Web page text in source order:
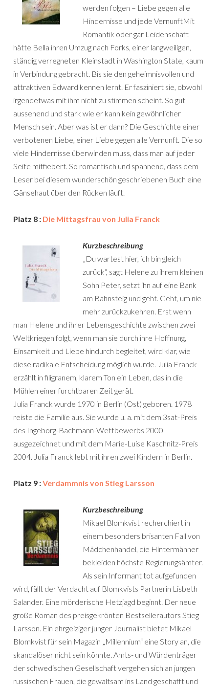
werden folgen – Liebe gegen alle
Hindernisse und jede VernunftMit
Romantik oder gar Leidenschaft
hätte Bella ihren Umzug nach Forks, einer langweiligen,
ständig verregneten Kleinstadt in Washington State, kaum
in Verbindung gebracht. Bis sie den geheimnisvollen und
attraktiven Edward kennen lernt. Er fasziniert sie, obwohl
irgendetwas mit ihm nicht zu stimmen scheint. So gut
aussehend und stark wie er kann kein gewöhnlicher
Mensch sein. Aber was ist er dann? Die Geschichte einer
verbotenen Liebe, einer Liebe gegen alle Vernunft. Die so
viele Hindernisse überwinden muss, dass man auf jeder
Seite mitfiebert. So romantisch und spannend, dass dem
Leser bei diesem wunderschön geschriebenen Buch eine
Gänsehaut über den Rücken läuft.
Platz 8 : Die Mittagsfrau von Julia Franck
Kurzbeschreibung
„Du wartest hier, ich bin gleich
zurück“, sagt Helene zu ihrem kleinen
Sohn Peter, setzt ihn auf eine Bank
am Bahnsteig und geht. Geht, um nie
mehr zurückzukehren. Erst wenn
man Helene und ihrer Lebensgeschichte zwischen zwei
Weltkriegen folgt, wenn man sie durch ihre Hoffnung,
Einsamkeit und Liebe hindurch begleitet, wird klar, wie
diese radikale Entscheidung möglich wurde. Julia Franck
erzählt in filigranem, klarem Ton ein Leben, das in die
Mühlen einer furchtbaren Zeit gerät.
Julia Franck wurde 1970 in Berlin (Ost) geboren. 1978
reiste die Familie aus. Sie wurde u. a. mit dem 3sat-Preis
des Ingeborg-Bachmann-Wettbewerbs 2000
ausgezeichnet und mit dem Marie-Luise Kaschnitz-Preis
2004. Julia Franck lebt mit ihren zwei Kindern in Berlin.
Platz 9 :Verdammnis von Stieg Larsson
Kurzbeschreibung
Mikael Blomkvist recherchiert in
einem besonders brisanten Fall von
Mädchenhandel, die Hintermänner
bekleiden höchste Regierungsämter.
Als sein Informant tot aufgefunden
wird, fällt der Verdacht auf Blomkvists Partnerin Lisbeth
Salander. Eine mörderische Hetzjagd beginnt. Der neue
große Roman des preisgekrönten Bestsellerautors Stieg
Larsson. Ein ehrgeiziger junger Journalist bietet Mikael
Blomkvist für sein Magazin „Millennium“ eine Story an, die
skandalöser nicht sein könnte. Amts- und Würdenträger
der schwedischen Gesellschaft vergehen sich an jungen
russischen Frauen, die gewaltsam ins Land geschafft und